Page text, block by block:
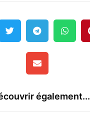
également...